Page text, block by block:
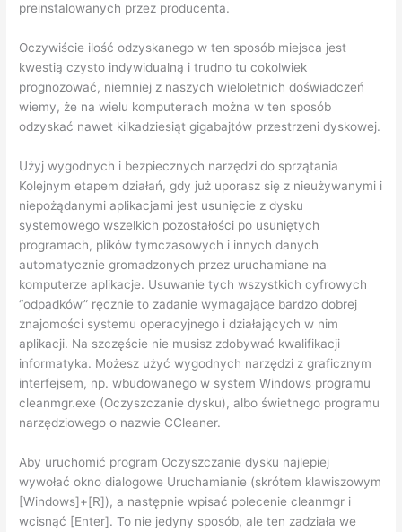
preinstalowanych przez producenta.
Oczywiście ilość odzyskanego w ten sposób miejsca jest
kwestią czysto indywidualną i trudno tu cokolwiek
prognozować, niemniej z naszych wieloletnich doświadczeń
wiemy, że na wielu komputerach można w ten sposób
odzyskać nawet kilkadziesiąt gigabajtów przestrzeni dyskowej.
Użyj wygodnych i bezpiecznych narzędzi do sprzątania
Kolejnym etapem działań, gdy już uporasz się z nieużywanymi i
niepożądanymi aplikacjami jest usunięcie z dysku
systemowego wszelkich pozostałości po usuniętych
programach, plików tymczasowych i innych danych
automatycznie gromadzonych przez uruchamiane na
komputerze aplikacje. Usuwanie tych wszystkich cyfrowych
“odpadków” ręcznie to zadanie wymagające bardzo dobrej
znajomości systemu operacyjnego i działających w nim
aplikacji. Na szczęście nie musisz zdobywać kwalifikacji
informatyka. Możesz użyć wygodnych narzędzi z graficznym
interfejsem, np. wbudowanego w system Windows programu
cleanmgr.exe (Oczyszczanie dysku), albo świetnego programu
narzędziowego o nazwie CCleaner.
Aby uruchomić program Oczyszczanie dysku najlepiej
wywołać okno dialogowe Uruchamianie (skrótem klawiszowym
[Windows]+[R]), a następnie wpisać polecenie cleanmgr i
wcisnąć [Enter]. To nie jedyny sposób, ale ten zadziała we